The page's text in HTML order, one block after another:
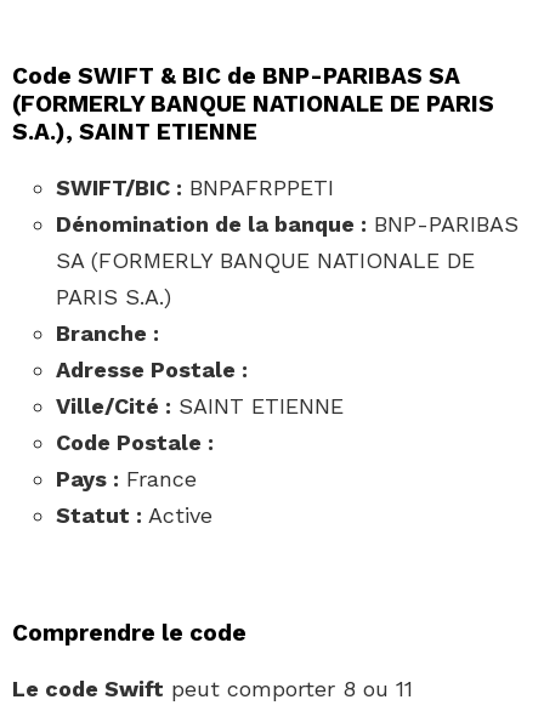
Code SWIFT & BIC de BNP-PARIBAS SA
(FORMERLY BANQUE NATIONALE DE PARIS
S.A.), SAINT ETIENNE
SWIFT/BIC : BNPAFRPPETI
Dénomination de la banque : BNP-PARIBAS
SA (FORMERLY BANQUE NATIONALE DE
PARIS S.A.)
Branche :
Adresse Postale :
Ville/Cité : SAINT ETIENNE
Code Postale :
Pays : France
Statut : Active
Comprendre le code
Le code Swift peut comporter 8 ou 11